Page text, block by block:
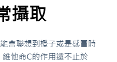
攝取
會聯想到橙子或是感冒時
他命C的作用遠不止於